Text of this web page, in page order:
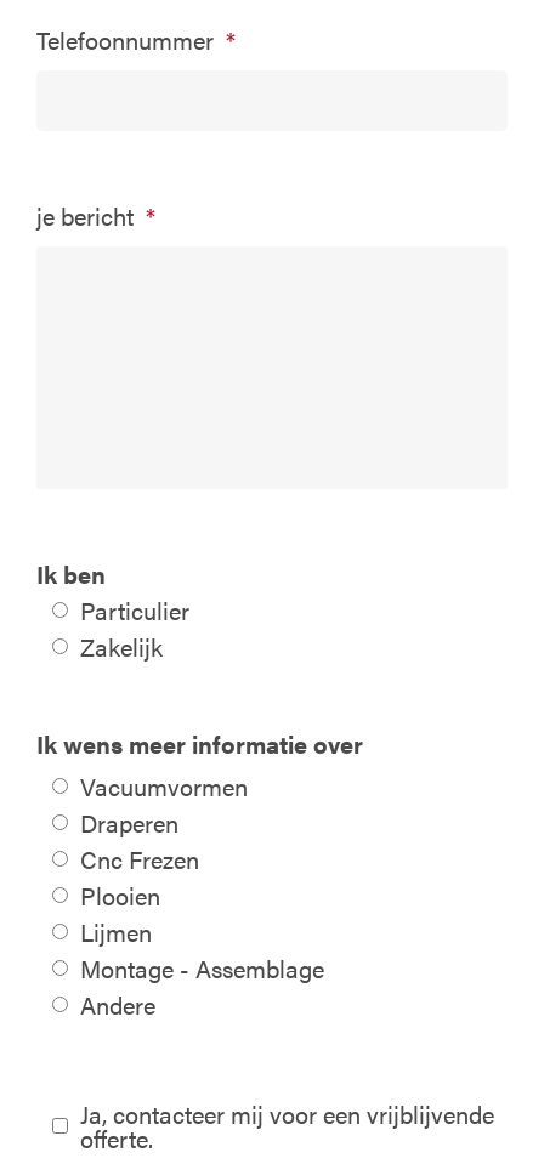
Telefoonnummer *
je bericht *
Ik ben
Particulier
Zakelijk
Ik wens meer informatie over
Vacuumvormen
Draperen
Cnc Frezen
Plooien
Lijmen
Montage - Assemblage
Andere
Ja, contacteer mij voor een vrijblijvende
offerte.